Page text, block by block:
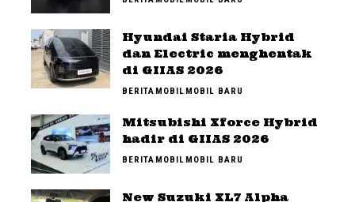
Hyundai Staria Hybrid
dan Electric menghentak
di GIIAS 2026
BERITAMOBILMOBIL BARU
Mitsubishi Xforce Hybrid
hadir di GIIAS 2026
BERITAMOBILMOBIL BARU
New Suzuki XL7 Alpha